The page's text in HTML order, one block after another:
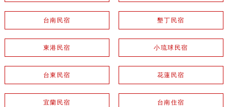
台南民宿 墾丁民宿
東港民宿 小琉球民宿
台東民宿 花蓮民宿
宜蘭民宿 台南住宿